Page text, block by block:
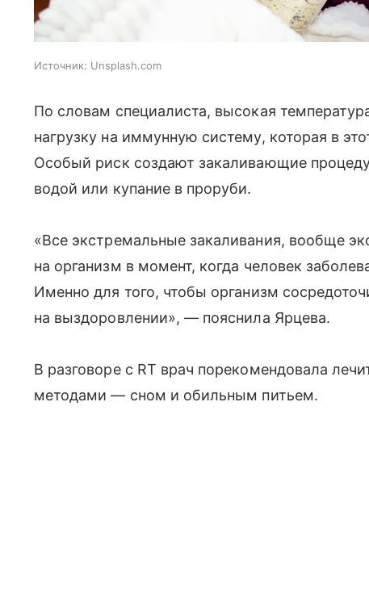
Источник: Unsplash.com
По словам специалиста, высокая
нагрузку на иммунную систему, которая в
Особый риск создают закаливающие
водой или купание в проруби.
«Все экстремальные закаливания, вообще
на организм в момент, когда человек
Именно для того, чтобы организм
на выздоровлении», — пояснила Ярцева.
В разговоре с RT врач порекомендовала
методами — сном и обильным питьем.